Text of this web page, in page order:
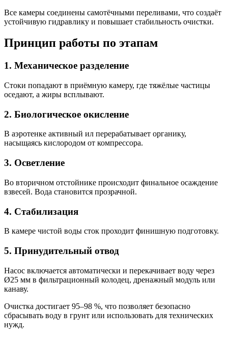
Все камеры соединены самотёчными переливами, что создаёт
устойчивую гидравлику и повышает стабильность очистки.
Принцип работы по этапам
1. Механическое разделение
Стоки попадают в приёмную камеру, где тяжёлые частицы
оседают, а жиры всплывают.
2. Биологическое окисление
В аэротенке активный ил перерабатывает органику,
насыщаясь кислородом от компрессора.
3. Осветление
Во вторичном отстойнике происходит финальное осаждение
взвесей. Вода становится прозрачной.
4. Стабилизация
В камере чистой воды сток проходит финишную подготовку.
5. Принудительный отвод
Насос включается автоматически и перекачивает воду через
Ø25 мм в фильтрационный колодец, дренажный модуль или
канаву.
Очистка достигает 95–98 %, что позволяет безопасно
сбрасывать воду в грунт или использовать для технических
нужд.